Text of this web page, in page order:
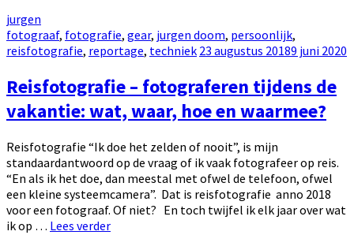
het
water
Davao
by
jurgen
Categories:
fotograaf, fotografie, gear, jurgen doom, persoonlijk,
reisfotografie, reportage, techniek Posted
23 augustus 20189 juni 2020
Reisfotografie – fotograferen tijdens de
vakantie: wat, waar, hoe en waarmee?
Reisfotografie “Ik doe het zelden of nooit”, is mijn
standaardantwoord op de vraag of ik vaak fotografeer op reis.
“En als ik het doe, dan meestal met ofwel de telefoon, ofwel
een kleine systeemcamera”. Dat is reisfotografie anno 2018
voor een fotograaf. Of niet? En toch twijfel ik elk jaar over wat
ik op … Lees verderReisfotografie